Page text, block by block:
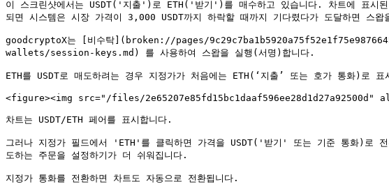
이 스크린샷에서는 USDT('지출')로 ETH('받기')를 매수하고 있습니다. 차트에 표시
되면 시스템은 시장 가격이 3,000 USDT까지 하락할 때까지 기다렸다가 도달하면 스
goodcryptoX는 [비수탁](broken://pages/
wallets/session-keys.md) 를 사용하여 스왑을 실행(서명)합니다.
ETH를 USDT로 매도하려는 경우 지정가가 처음에는 ETH(‘지출’ 또는 호가 통화)로 표
<figure><img src="/files/
차트는 USDT/ETH 페어를 표시합니다.
그러나 지정가 필드에서 'ETH'를 클릭하면 가격을 USDT('받기' 또는 기준 통화)로
도하는 주문을 설정하기가 더 쉬워집니다.
지정가 통화를 전환하면 차트도 자동으로 전환됩니다.